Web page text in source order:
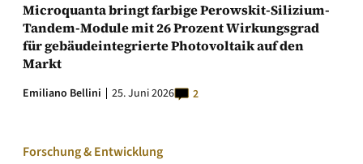
Microquanta bringt farbige Perowskit-Silizium-
Tandem-Module mit 26 Prozent Wirkungsgrad
für gebäudeintegrierte Photovoltaik auf den
Markt
Emiliano Bellini 25. Juni 2026 2
Forschung & Entwicklung